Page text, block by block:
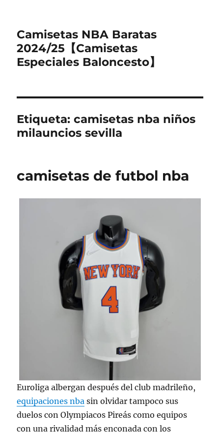
Camisetas NBA Baratas
2024/25【Camisetas
Especiales Baloncesto】
Etiqueta:camisetas nba niños
milauncios sevilla
camisetas de futbol nba
Euroliga albergan después del club madrileño,
equipaciones nba sin olvidar tampoco sus
duelos con Olympiacos Pireás como equipos
con una rivalidad más enconada con los